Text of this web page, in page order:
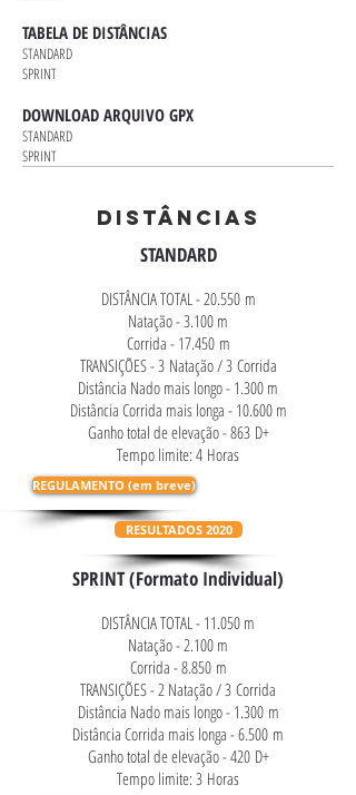
TABELA DE DISTÂNCIAS
STANDARD
SPRINT
DOWNLOAD ARQUIVO GPX
STANDARD
SPRINT
DISTÂNCIAS
STANDARD
DISTÂNCIA TOTAL - 20.550 m
Natação - 3.100 m
Corrida - 17.450 m
TRANSIÇÕES - 3 Natação / 3 Corrida
Distância Nado mais longo - 1.300 m
Distância Corrida mais longa - 10.600 m
Ganho total de elevação - 863 D+
Tempo limite: 4 Horas
REGULAMENTO (em breve)
RESULTADOS 2020
SPRINT (Formato Individual)
DISTÂNCIA TOTAL - 11.050 m
Natação - 2.100 m
Corrida - 8.850 m
TRANSIÇÕES - 2 Natação / 3 Corrida
Distância Nado mais longo - 1.300 m
Distância Corrida mais longa - 6.500 m
Ganho total de elevação - 420 D+
Tempo limite: 3 Horas